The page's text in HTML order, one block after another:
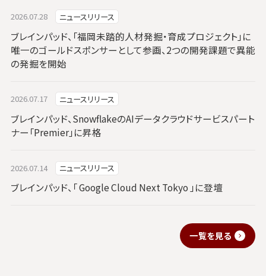
2026.07.28 ニュースリリース
ブレインパッド、「福岡未踏的人材発掘・育成プロジェクト」に
唯一のゴールドスポンサーとして参画、2つの開発課題で異能
の発掘を開始
2026.07.17 ニュースリリース
ブレインパッド、SnowflakeのAIデータクラウドサービスパート
ナー「Premier」に昇格
2026.07.14 ニュースリリース
ブレインパッド、「 Google Cloud Next Tokyo 」に登壇
一覧を見る